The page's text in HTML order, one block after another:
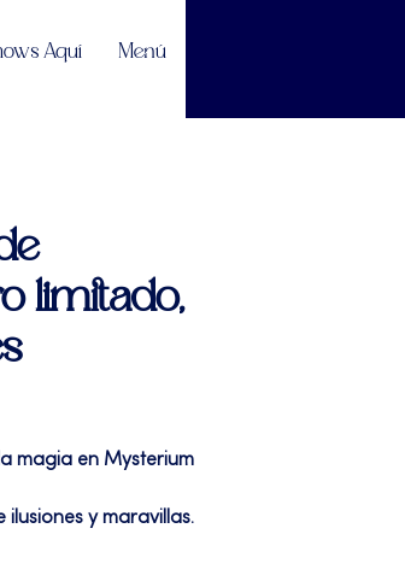
Aquí Menú
limitado,
magia en Mysterium
y maravillas.